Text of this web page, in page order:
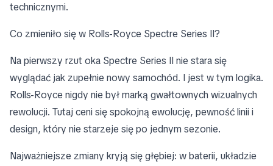
technicznymi.
Co zmieniło się w Rolls-Royce Spectre Series II?
Na pierwszy rzut oka Spectre Series II nie stara się
wyglądać jak zupełnie nowy samochód. I jest w tym logika.
Rolls-Royce nigdy nie był marką gwałtownych wizualnych
rewolucji. Tutaj ceni się spokojną ewolucję, pewność linii i
design, który nie starzeje się po jednym sezonie.
Najważniejsze zmiany kryją się głębiej: w baterii, układzie